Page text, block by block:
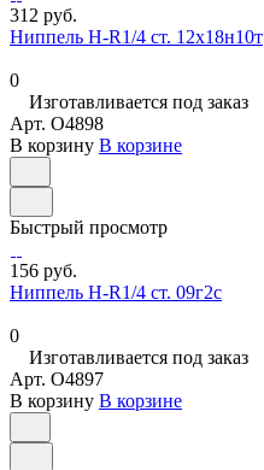
312 руб.
Ниппель Н-R1/4 ст. 12х18н10т
0
Изготавливается под заказ
Арт. O4898
В корзину В корзине
Быстрый просмотр
156 руб.
Ниппель Н-R1/4 ст. 09г2с
0
Изготавливается под заказ
Арт. O4897
В корзину В корзине